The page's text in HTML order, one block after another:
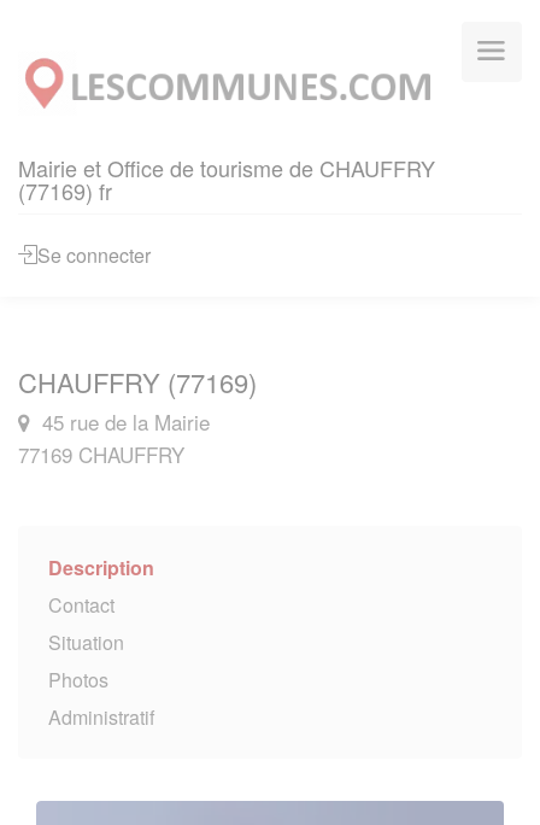
Mairie et Office de tourisme de CHAUFFRY
(77169) fr
Se connecter
CHAUFFRY (77169)
45 rue de la Mairie
77169 CHAUFFRY
Description
Contact
Situation
Photos
Administratif